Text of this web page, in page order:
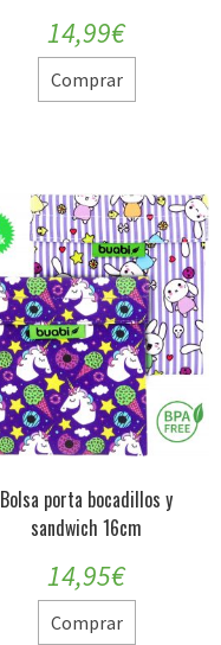
14,99€
Comprar
Bolsa porta bocadillos y
sandwich 16cm
14,95€
Comprar